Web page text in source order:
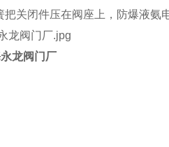
关闭件压在阀座上，防爆液氨
龙阀门厂